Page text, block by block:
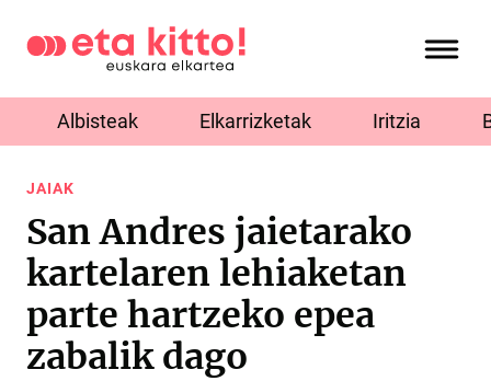
Albisteak Elkarrizketak Iritzia
JAIAK
San Andres jaietarako
kartelaren lehiaketan
parte hartzeko epea
zabalik dago